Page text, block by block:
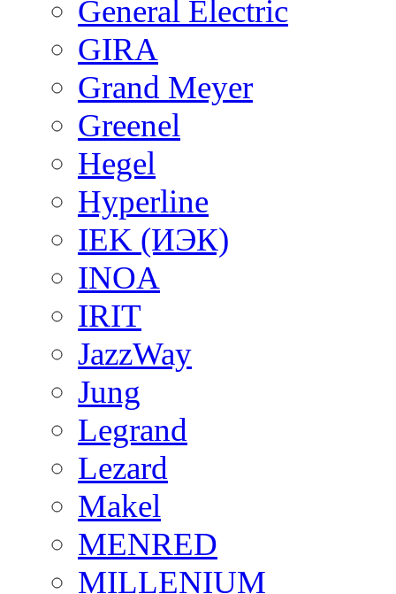
General Electric
GIRA
Grand Meyer
Greenel
Hegel
Hyperline
IEK (ИЭК)
INOA
IRIT
JazzWay
Jung
Legrand
Lezard
Makel
MENRED
MILLENIUM